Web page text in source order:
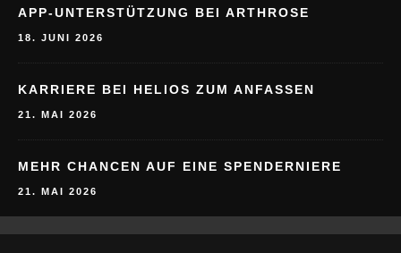
APP-UNTERSTÜTZUNG BEI ARTHROSE
18. JUNI 2026
KARRIERE BEI HELIOS ZUM ANFASSEN
21. MAI 2026
MEHR CHANCEN AUF EINE SPENDERNIERE
21. MAI 2026